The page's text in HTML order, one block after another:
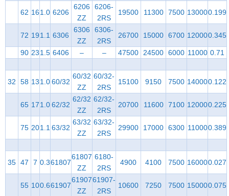
62 161.0 6206
6206
ZZ
6206-
2RS
19500 11300 7500 130000.199
72 191.1 6306
6306
ZZ
6306-
2RS
26700 15000 6700 120000.345
90 231.5 6406 – – 47500 24500 6000 11000 0.71
32 58 131.060/32
60/32
ZZ
60/32-
2RS
15100 9150 7500 140000.122
65 171.062/32
62/32
ZZ
62/32-
2RS
20700 11600 7100 120000.225
75 201.163/32
63/32
ZZ
63/32-
2RS
29900 17000 6300 110000.389
35 47 7 0.361807
61807
ZZ
6180-
2RS
4900 4100 7500 160000.027
55 100.661907
61907
ZZ
61907-
2RS
10600 7250 7500 150000.075